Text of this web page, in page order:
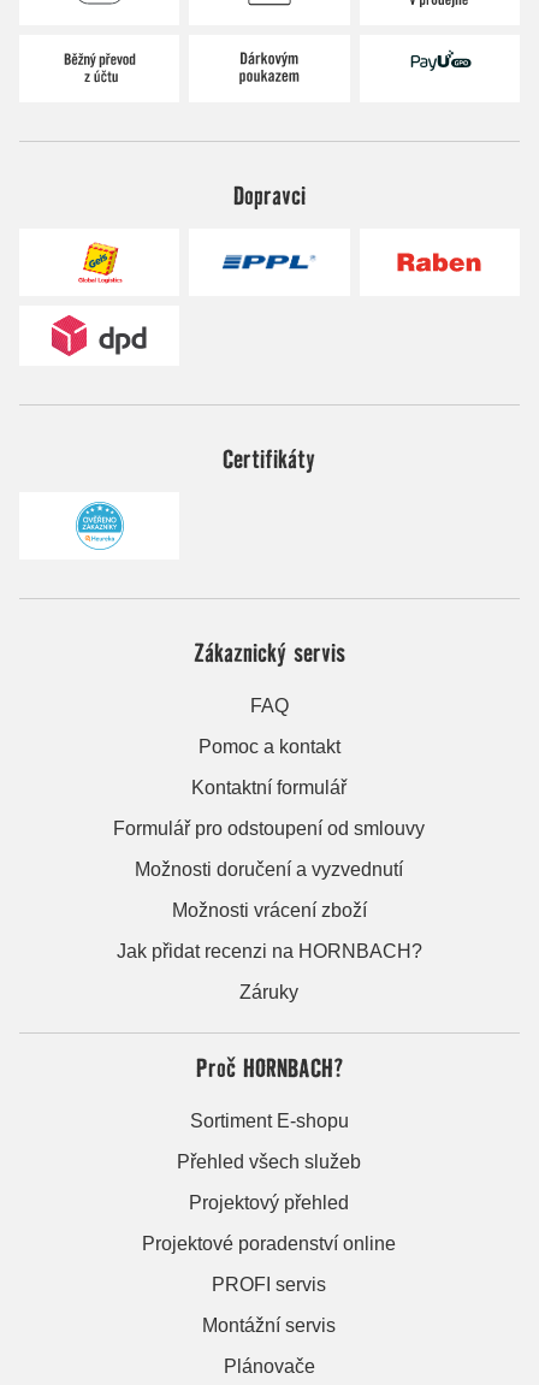
Dopravci
Certifikáty
Zákaznický servis
FAQ
Pomoc a kontakt
Kontaktní formulář
Formulář pro odstoupení od smlouvy
Možnosti doručení a vyzvednutí
Možnosti vrácení zboží
Jak přidat recenzi na HORNBACH?
Záruky
Proč HORNBACH?
Sortiment E-shopu
Přehled všech služeb
Projektový přehled
Projektové poradenství online
PROFI servis
Montážní servis
Plánovače